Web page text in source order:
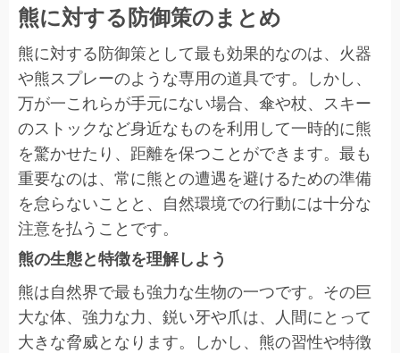
熊に対する防御策のまとめ
熊に対する防御策として最も効果的なのは、火器
や熊スプレーのような専用の道具です。しかし、
万が一これらが手元にない場合、傘や杖、スキー
のストックなど身近なものを利用して一時的に熊
を驚かせたり、距離を保つことができます。最も
重要なのは、常に熊との遭遇を避けるための準備
を怠らないことと、自然環境での行動には十分な
注意を払うことです。
熊の生態と特徴を理解しよう
熊は自然界で最も強力な生物の一つです。その巨
大な体、強力な力、鋭い牙や爪は、人間にとって
大きな脅威となります。しかし、熊の習性や特徴